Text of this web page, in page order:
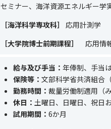
セミナー、海洋資源エネルギー
［海洋科学専攻科］
応用計測学
［大学院博士前期課程］
応用情
給与及び手当：年俸制、手当
保険等：文部科学省共済組合
勤務時間：裁量労働制適用（
休日：土曜日、日曜日、祝日
試用期間：6か月